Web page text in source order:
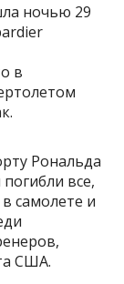
ночью 29
в
Рональда
все,
самолете и
США.